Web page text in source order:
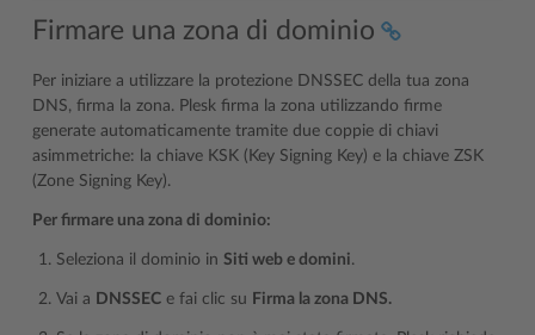
Firmare una zona di dominio
Per iniziare a utilizzare la protezione DNSSEC della tua zona
DNS, firma la zona. Plesk firma la zona utilizzando firme
generate automaticamente tramite due coppie di chiavi
asimmetriche: la chiave KSK (Key Signing Key) e la chiave ZSK
(Zone Signing Key).
Per firmare una zona di dominio:
Seleziona il dominio in Siti web e domini.
Vai a DNSSEC e fai clic su Firma la zona DNS.